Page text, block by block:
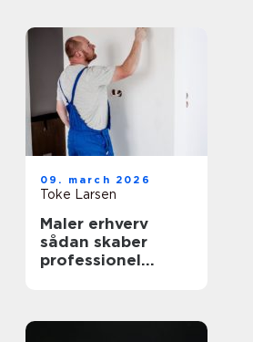
09. march 2026
Toke Larsen
Maler erhverv
sådan skaber
professionel